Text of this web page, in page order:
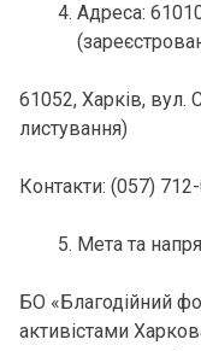
Адреса:
61052, Харків, вул.
листування)
Контакти: (057)
Мета та
БО «Благодійний
активістами